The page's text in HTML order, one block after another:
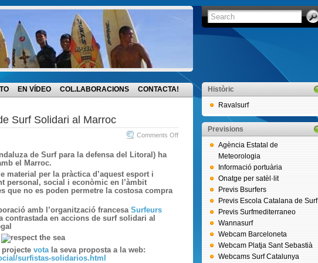
EN VÍDEO COL.LABORACIONS CONTACTA!
Surf Solidari al Marroc
Comments Offon
de Surf para la defensa del Litoral) ha
el Marroc.
material per la pràctica d’aquest esport i
personal, social i econòmic en l’àmbit
que no es poden permetre la costosa compra
amb l’organització francesa Surfeurs
contrastada en accions de surf solidari al
projecte votala seva proposta a la web:
surfistas-solidarios.html
Històric
Ravalsurf
Previsions
Agència Estatal de
Meteorologia
Informació portuària
Onatge per satèl·lit
Previs Bsurfers
Previs Escola Catalana de Surf
Previs Surfmediterraneo
Wannasurf
Webcam Barceloneta
Webcam Platja Sant Sebastià
Webcams Surf Catalunya